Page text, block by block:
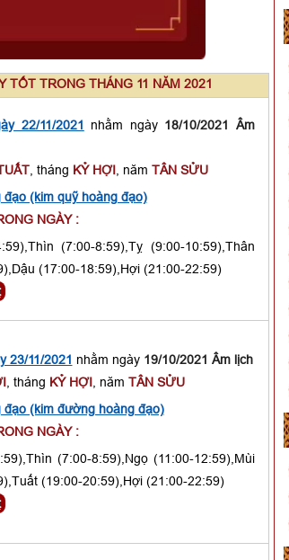
TỐT TRONG THÁNG 11 NĂM 2021
22/11/2021 nhằm ngày 18/10/2021 Âm
, tháng KỶ HỢI , năm TÂN SỬU
đạo (kim quỹ hoàng đạo)
NGÀY :
(7:00-8:59),Tỵ (9:00-10:59),Thân
(17:00-18:59),Hợi (21:00-22:59)
23/11/2021 nhằm ngày 19/10/2021 Âm lịch
, tháng KỶ HỢI , năm TÂN SỬU
đạo (kim đường hoàng đạo)
NGÀY :
(7:00-8:59),Ngọ (11:00-12:59),Mùi
(19:00-20:59),Hợi (21:00-22:59)